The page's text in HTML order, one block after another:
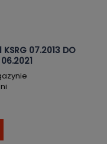
KSRG 07.2013 DO